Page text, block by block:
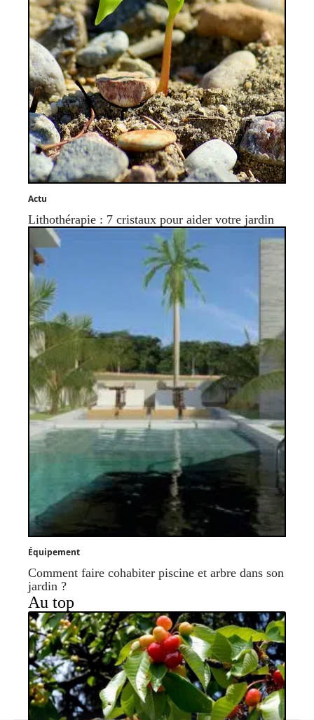
Actu
Lithothérapie : 7 cristaux pour aider votre jardin
Équipement
Comment faire cohabiter piscine et arbre dans son
jardin ?
Au top